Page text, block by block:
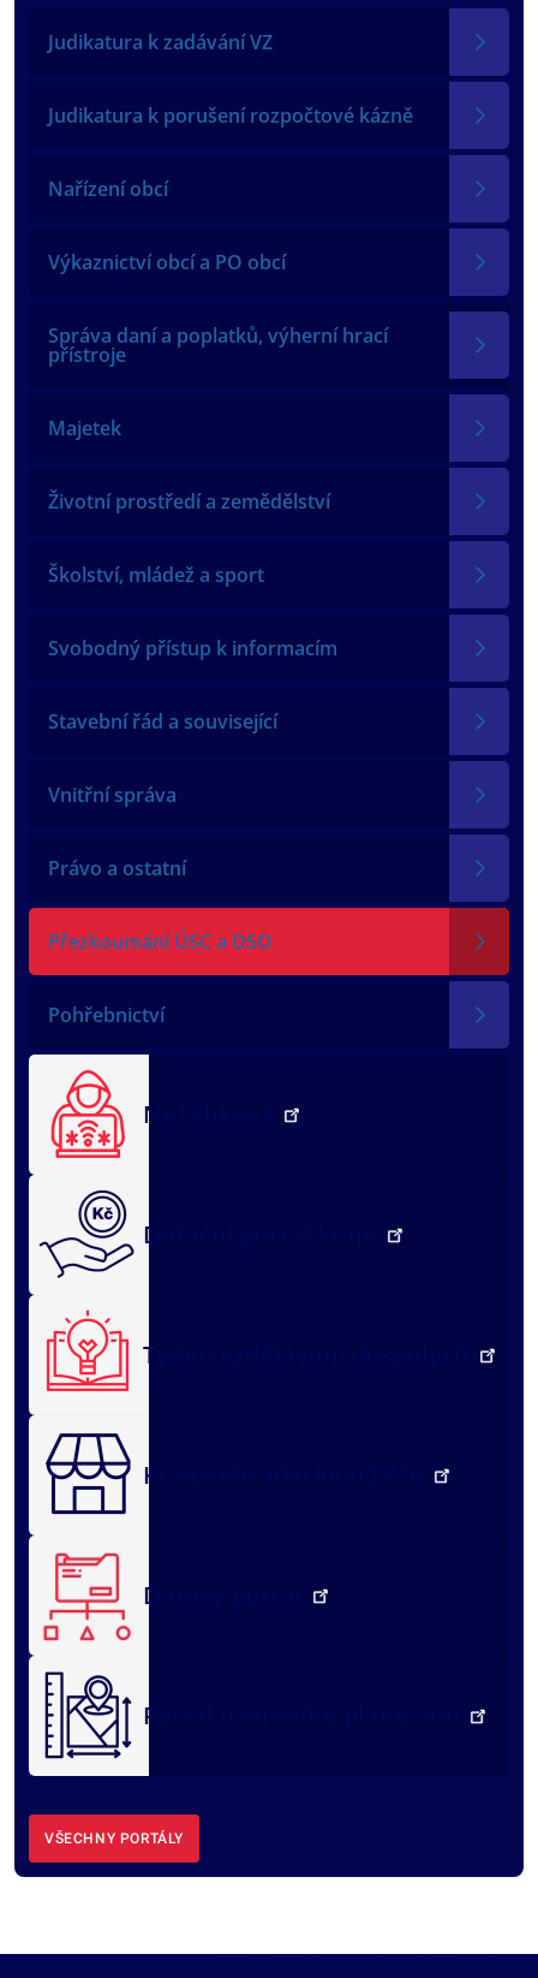
Judikatura k zadávání VZ
Judikatura k porušení rozpočtové kázně
Nařízení obcí
Výkaznictví obcí a PO obcí
Správa daní a poplatků, výherní hrací
přístroje
Majetek
Životní prostředí a zemědělství
Školství, mládež a sport
Svobodný přístup k informacím
Stavební řád a související
Vnitřní správa
Právo a ostatní
Přezkoumání ÚSC a DSO
Pohřebnictví
NežKlikneš
Dotační portál kraje
Týden vzdělávání dospělých
Královéhradecké tržiště
Datový portál
Portál územního plánování
VŠECHNY PORTÁLY